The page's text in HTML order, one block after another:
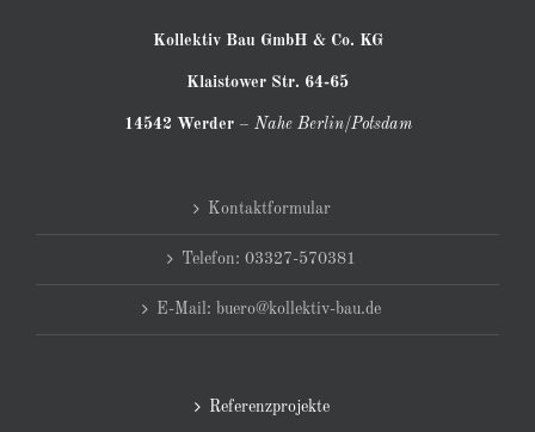
Kollektiv Bau GmbH & Co. KG
Klaistower Str. 64-65
14542 Werder– Nahe Berlin/Potsdam
Kontaktformular
Telefon: 03327-570381
E-Mail: buero@kollektiv-bau.de
Referenzprojekte